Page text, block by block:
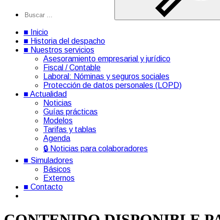
■ Inicio
■ Historia del despacho
■ Nuestros servicios
Asesoramiento empresarial y jurídico
Fiscal / Contable
Laboral: Nóminas y seguros sociales
Protección de datos personales (LOPD)
■ Actualidad
Noticias
Guías prácticas
Modelos
Tarifas y tablas
Agenda
🔒 Noticias para colaboradores
■ Simuladores
Básicos
Externos
■ Contacto